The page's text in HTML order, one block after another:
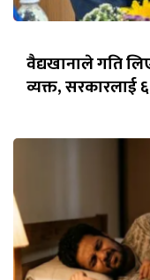
वैद्यखानाले गति
व्यक्त, सरकारलाई